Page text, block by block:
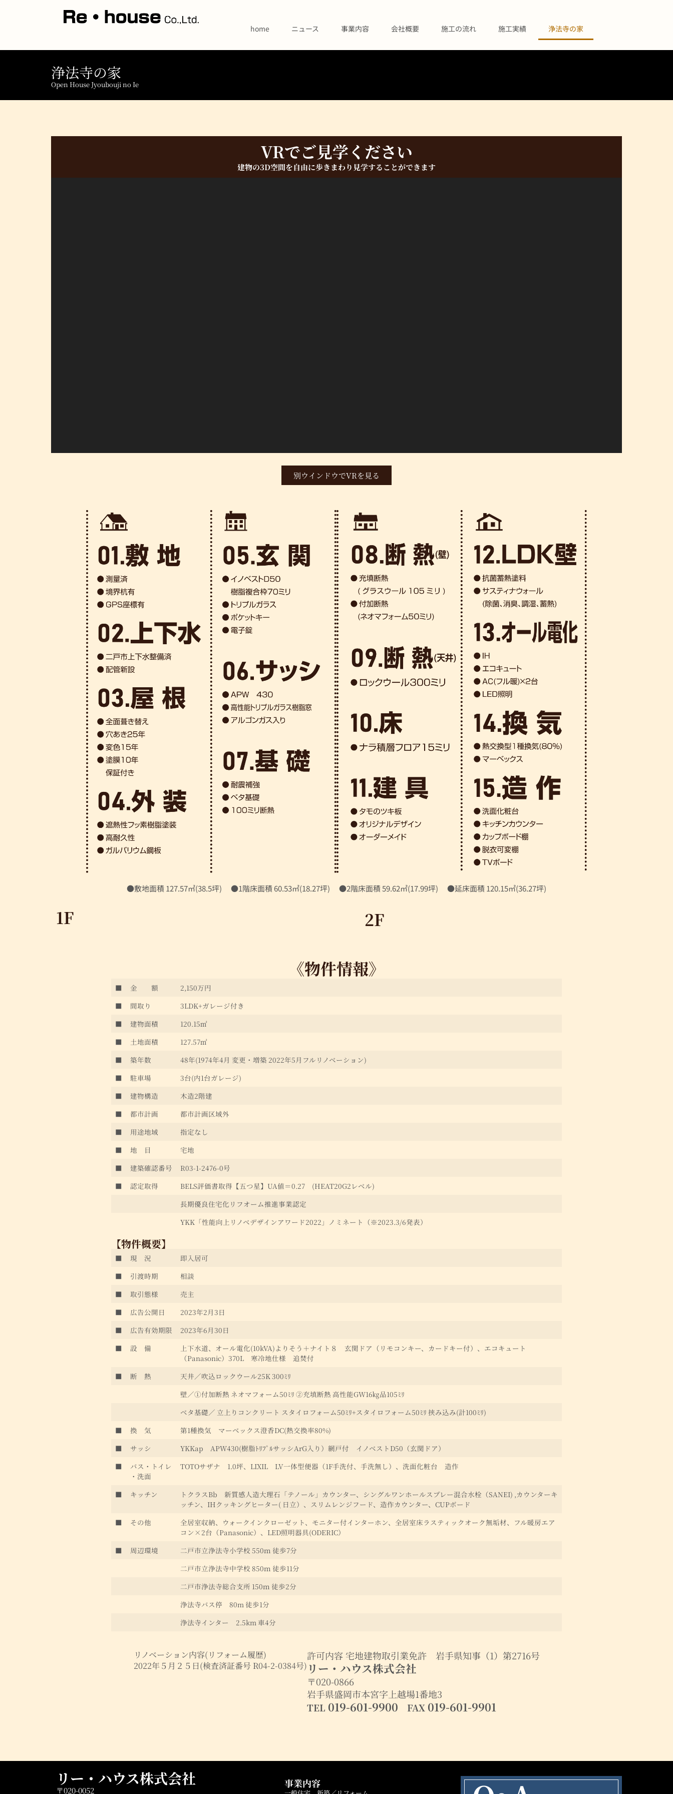
home ニュース 事業内容 会社概要 施工の流れ 施工実績 浄法寺の家
浄法寺の家
Open House Jyoubouji no Ie
VRでご見学ください
建物の3D空間を自由に歩きまわり見学することができます
別ウインドウでVRを見る
●敷地面積 127.57㎡(38.5坪) ●1階床面積 60.53㎡(18.27坪) ●2階床面積 59.62㎡(17.99坪) ●延床面積 120.15㎡(36.27坪)
1F 2F
《物件情報》
■ 金 額
2,150万円
■
間取り
3LDK+ガレージ付き
■
建物面積
120.15㎡
■
土地面積
127.57㎡
■
築年数
48年(1974年4月 変更・増築 2022年5月フルリノベーション)
■
駐車場
3台(内1台ガレージ)
■
建物構造
木造2階建
■
都市計画
都市計画区域外
■
用途地域
指定なし
■
地 目
宅地
■
建築確認番号
R03-1-2476-0号
■
認定取得
BELS評価書取得【五つ星】UA値＝0.27 (HEAT20G2レベル)
長期優良住宅化リフオーム推進事業認定
YKK「性能向上リノベデザインアワード2022」ノミネート（※2023.3/6発表）
【物件概要】
■ 現 況
即入居可
■
引渡時期
相談
■
取引態様
売主
■
広告公開日
2023年2月3日
■
広告有効期限
2023年6月30日
■
設 備
上下水道、オール電化(10kVA)よりそう＋ナイト８ 玄関ドア（リモコンキー、カードキー付）、エコキュート
（Panasonic）370L 寒冷地仕様 追焚付
■
断 熱
天井／吹込ロックウール25K 300ﾐﾘ
壁／①付加断熱 ネオマフォーム50ﾐﾘ ②充填断熱 高性能GW16㎏品105ﾐﾘ
ベタ基礎／ 立上りコンクリート スタイロフォーム50ﾐﾘ+スタイロフォーム50ﾐﾘ 挟み込み(計100ﾐﾘ)
■
換 気
第1種換気 マーベックス澄香DC(熱交換率80%)
■
サッシ
YKKap APW430(樹脂ﾄﾘﾌﾟﾙサッシArG入り）網戸付 イノベストD50（玄関ドア）
■
バス・トイレ
・洗面
TOTOサザナ 1.0坪、LIXIL LV一体型便器（1F手洗付、手洗無し）、洗面化粧台 造作
■ キッチン
トクラスBb 新質感人造大理石「テノール」カウンター、シングルワンホールスプレー混合水栓（SANEI) ,カウンターキ
ッチン、IHクッキングヒーター( 日立）、スリムレンジフード、造作カウンター、CUPボード
■
その他
全居室収納、ウォークインクローゼット、モニター付インターホン、全居室床ラスティックオーク無垢材、フル暖房エア
コン×2台（Panasonic）、LED照明器具(ODERIC）
■
周辺環境
二戸市立浄法寺小学校 550ｍ 徒歩7分
二戸市立浄法寺中学校 850ｍ 徒歩11分
二戸市浄法寺総合支所 150ｍ 徒歩2分
浄法寺バス停 80m 徒歩1分
浄法寺インター 2.5km 車4分
リノベーション内容(リフォーム履歴)
2022年５月２５日(検査済証番号 R04-2-0384号)
許可内容 宅地建物取引業免許 岩手県知事（1）第2716号
リー・ハウス株式会社
〒020-0866
岩手県盛岡市本宮字上越場1番地3
TEL 019-601-9900 FAX 019-601-9901
リー・ハウス株式会社
〒020-0052
事業内容